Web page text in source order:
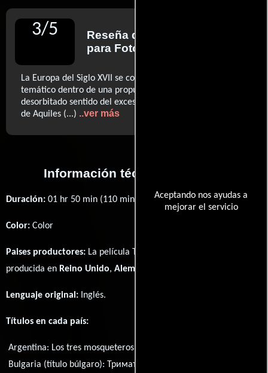
Aceptando nos ayudas a
mejorar el servicio
3/5 Reseña de
para Fotogramas
La Europa del Siglo XVII se convierte en aparatoso parque
temático dentro de una propuesta que tiene en su
desorbitado sentido del exceso su mayor virtud y su talón
de Aquiles (...) ..ver más
Información técnica y general
Duración: 01 hr 50 min (110 minutos) .
Color: Color
Paises productores: La película The Three Musketeers fué
producida en Reino Unido, Alemania
Lenguaje original: Inglés.
Títulos en cada país:
Argentina: Los tres mosqueteros
Bulgaria (título búlgaro): Тримата мускетари